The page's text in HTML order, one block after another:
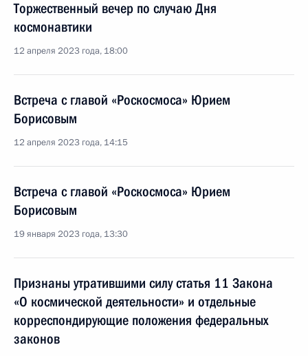
Торжественный вечер по случаю Дня
космонавтики
12 апреля 2023 года, 18:00
Встреча с главой «Роскосмоса» Юрием
Борисовым
12 апреля 2023 года, 14:15
Встреча с главой «Роскосмоса» Юрием
Борисовым
19 января 2023 года, 13:30
Признаны утратившими силу статья 11 Закона
«О космической деятельности» и отдельные
корреспондирующие положения федеральных
законов